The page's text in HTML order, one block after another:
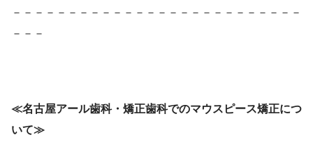
－－－－－－－－－－－－－－－－－－－－－－－－－－
－－－
≪名古屋アール歯科・矯正歯科でのマウスピース矯正につ
いて≫